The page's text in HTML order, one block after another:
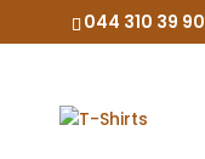
044 310 39 90